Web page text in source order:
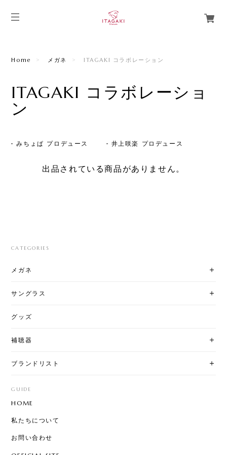
Home メガネ ITAGAKI コラボレーション
ITAGAKI コラボレーショ
ン
みちょぱ プロデュース 井上咲楽 プロデュース
出品されている商品がありません。
CATEGORIES
メガネ
サングラス
グッズ
補聴器
ブランドリスト
GUIDE
HOME
私たちについて
お問い合わせ